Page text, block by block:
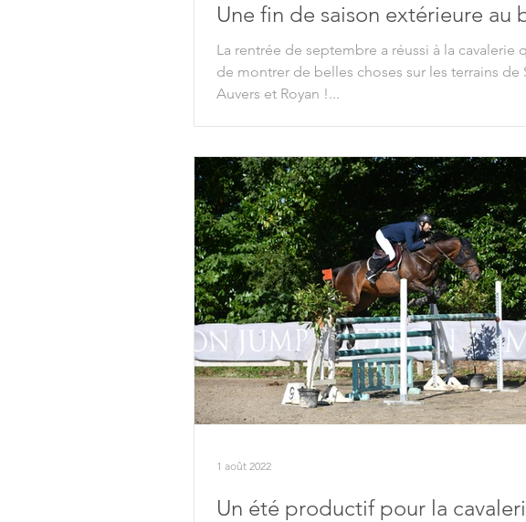
Une fin de saison extérieure au
La rentrée de septembre a réussi à la cavalerie
de montrer de belles choses sur les terrains de
Auvers et Royan !...
Un été productif pour la
1 août 2022